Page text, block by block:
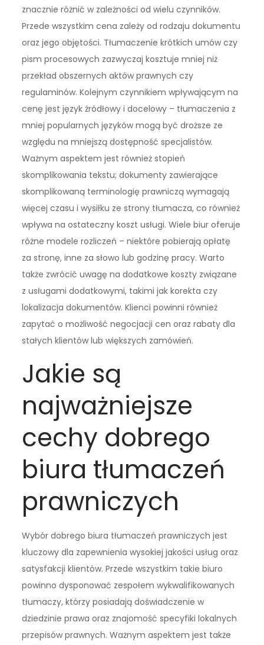
znacznie różnić w zależności od wielu czynników.
Przede wszystkim cena zależy od rodzaju dokumentu
oraz jego objętości. Tłumaczenie krótkich umów czy
pism procesowych zazwyczaj kosztuje mniej niż
przekład obszernych aktów prawnych czy
regulaminów. Kolejnym czynnikiem wpływającym na
cenę jest język źródłowy i docelowy – tłumaczenia z
mniej popularnych języków mogą być droższe ze
względu na mniejszą dostępność specjalistów.
Ważnym aspektem jest również stopień
skomplikowania tekstu; dokumenty zawierające
skomplikowaną terminologię prawniczą wymagają
więcej czasu i wysiłku ze strony tłumacza, co również
wpływa na ostateczny koszt usługi. Wiele biur oferuje
różne modele rozliczeń – niektóre pobierają opłatę
za stronę, inne za słowo lub godzinę pracy. Warto
także zwrócić uwagę na dodatkowe koszty związane
z usługami dodatkowymi, takimi jak korekta czy
lokalizacja dokumentów. Klienci powinni również
zapytać o możliwość negocjacji cen oraz rabaty dla
stałych klientów lub większych zamówień.
Jakie są
najważniejsze
cechy dobrego
biura tłumaczeń
prawniczych
Wybór dobrego biura tłumaczeń prawniczych jest
kluczowy dla zapewnienia wysokiej jakości usług oraz
satysfakcji klientów. Przede wszystkim takie biuro
powinno dysponować zespołem wykwalifikowanych
tłumaczy, którzy posiadają doświadczenie w
dziedzinie prawa oraz znajomość specyfiki lokalnych
przepisów prawnych. Ważnym aspektem jest także